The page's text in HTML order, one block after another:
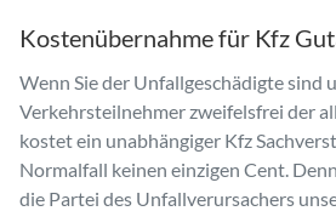
Kostenübernahme für Kfz
Wenn Sie der Unfallgeschädigte sind
Verkehrsteilnehmer zweifelsfrei der
kostet ein unabhängiger Kfz
Normalfall keinen einzigen Cent.
die Partei des Unfallverursachers